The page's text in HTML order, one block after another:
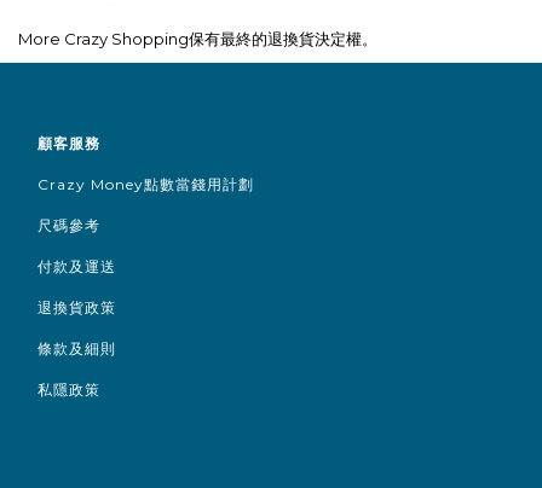
More Crazy Shopping保有最終的退換貨決定權。
顧客服務
Crazy Money點數當錢用計劃
尺碼參考
付款及運送
退換貨政策
條款及細則
私隱政策